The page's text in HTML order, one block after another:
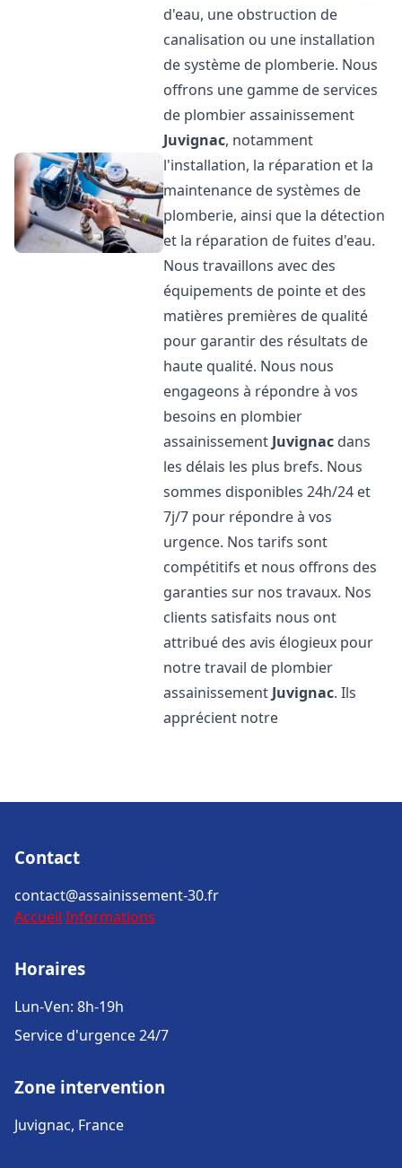
d'eau, une obstruction de
canalisation ou une installation
de système de plomberie. Nous
offrons une gamme de services
de plombier assainissement
Juvignac, notamment
l'installation, la réparation et la
maintenance de systèmes de
plomberie, ainsi que la détection
et la réparation de fuites d'eau.
Nous travaillons avec des
équipements de pointe et des
matières premières de qualité
pour garantir des résultats de
haute qualité. Nous nous
engageons à répondre à vos
besoins en plombier
assainissement Juvignac dans
les délais les plus brefs. Nous
sommes disponibles 24h/24 et
7j/7 pour répondre à vos
urgence. Nos tarifs sont
compétitifs et nous offrons des
garanties sur nos travaux. Nos
clients satisfaits nous ont
attribué des avis élogieux pour
notre travail de plombier
assainissement Juvignac. Ils
apprécient notre
Contact
contact@assainissement-30.fr
Accueil Informations
Horaires
Lun-Ven: 8h-19h
Service d'urgence 24/7
Zone intervention
Juvignac, France